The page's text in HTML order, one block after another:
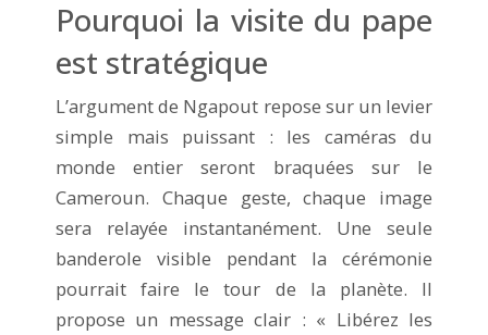
Pourquoi la visite du pape
est stratégique
L’argument de Ngapout repose sur un levier
simple mais puissant : les caméras du
monde entier seront braquées sur le
Cameroun. Chaque geste, chaque image
sera relayée instantanément. Une seule
banderole visible pendant la cérémonie
pourrait faire le tour de la planète. Il
propose un message clair : « Libérez les